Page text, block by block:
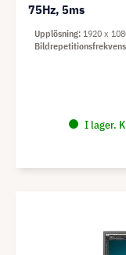
75Hz, 5ms
I lager.
Upplösning 1920 x
Bildrepetitionsfrekvens